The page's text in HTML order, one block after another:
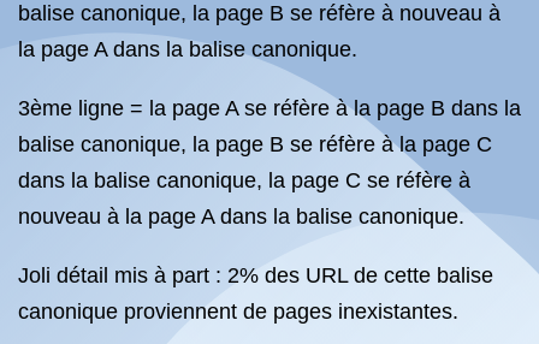
balise canonique, la page B se réfère à nouveau à
la page A dans la balise canonique.
3ème ligne = la page A se réfère à la page B dans la
balise canonique, la page B se réfère à la page C
dans la balise canonique, la page C se réfère à
nouveau à la page A dans la balise canonique.
Joli détail mis à part : 2% des URL de cette balise
canonique proviennent de pages inexistantes.